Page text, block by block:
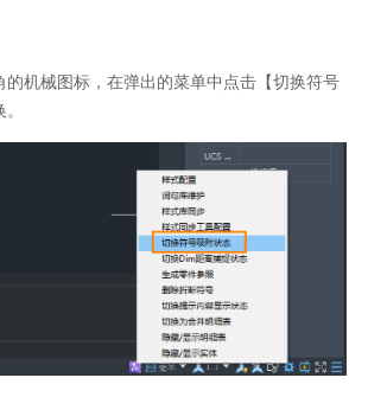
的机械图标，在弹出的菜单中点击【切换符号